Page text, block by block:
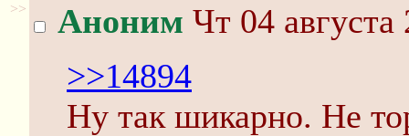
>> Аноним Чт 04
>>14894
Ну так шикарно. Не